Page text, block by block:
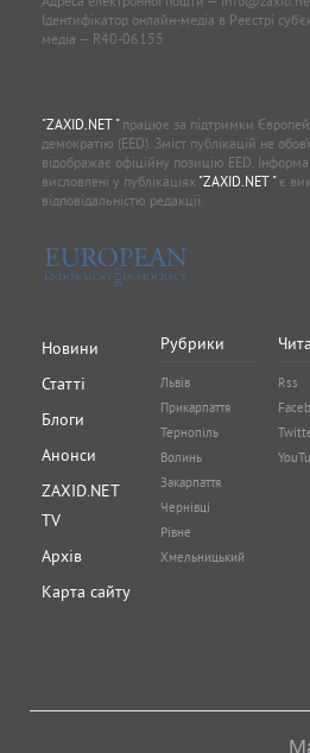
Ідентифікатор онлайн-медіа в Реєстрі
медіа — R40-06155
"ZAXID.NET "працює за підтримки
демократію (EED). Зміст публікацій не
відображає офіційну позицію EED.
висловлені у публікаціях "ZAXID.NET "є
відповідальністю редакції.
Новини
Статті
Блоги
Анонси
ZAXID.NET
TV
Архів
Карта сайту
Рубрики
Львів
Прикарпаття
Тернопіль
Волинь
Закарпаття
Чернівці
Рівне
Хмельницький
Rss